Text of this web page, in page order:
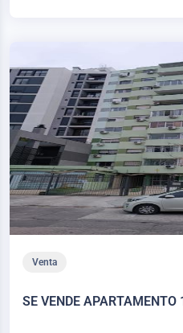
Venta
SE VENDE APARTAMENTO